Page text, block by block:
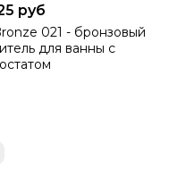
руб
021 - бронзовый
для ванны с